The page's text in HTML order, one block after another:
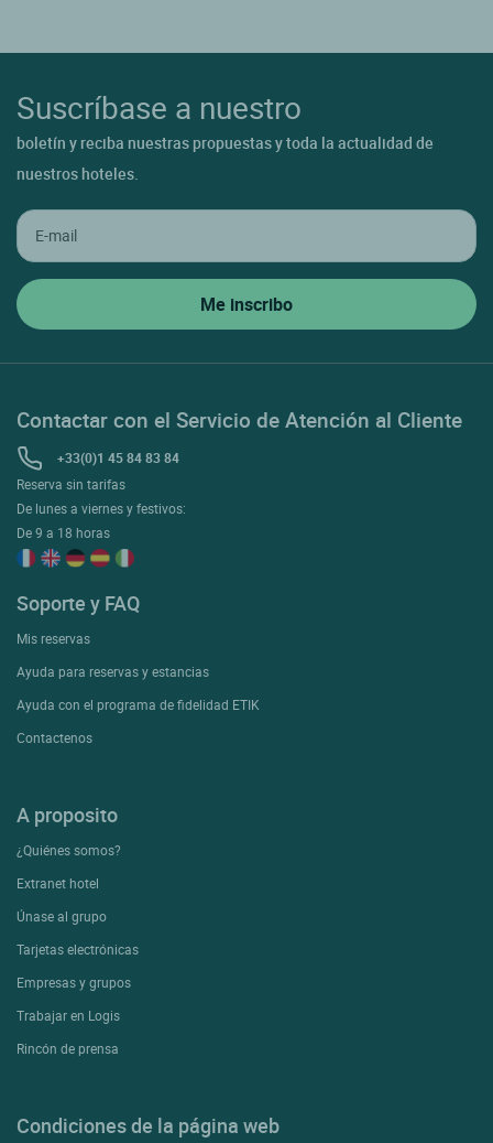
Suscríbase a nuestro
boletín y reciba nuestras propuestas y toda la actualidad de
nuestros hoteles.
Contactar con el Servicio de Atención al Cliente
+33(0)1 45 84 83 84
Reserva sin tarifas
De lunes a viernes y festivos:
De 9 a 18 horas
Soporte y FAQ
Mis reservas
Ayuda para reservas y estancias
Ayuda con el programa de fidelidad ETIK
Contactenos
A proposito
¿Quiénes somos?
Extranet hotel
Únase al grupo
Tarjetas electrónicas
Empresas y grupos
Trabajar en Logis
Rincón de prensa
Condiciones de la página web